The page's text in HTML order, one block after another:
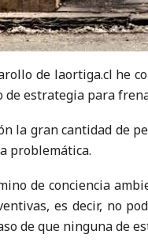
de laortiga.cl he
de estrategia para
la gran cantidad de
problemática.
de conciencia
es decir, no
de que ninguna de